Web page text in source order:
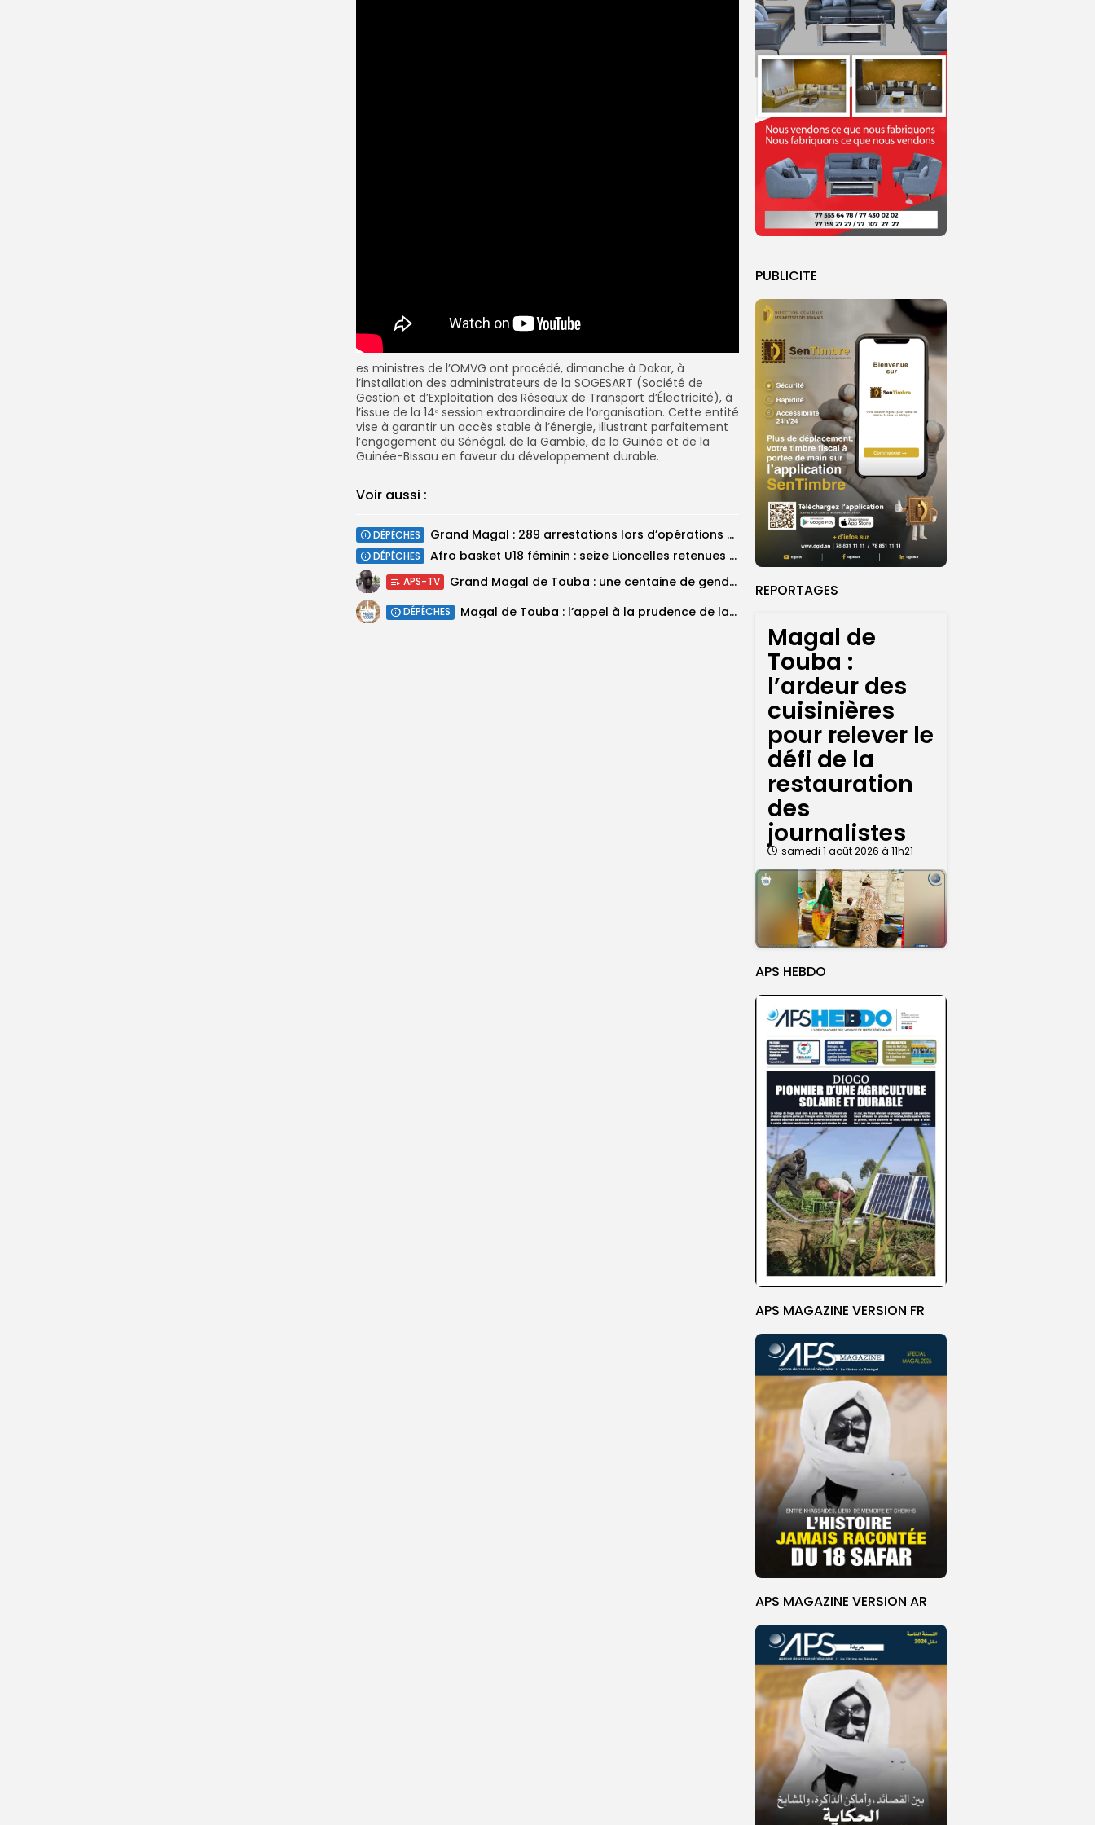
PUBLICITE
REPORTAGES
Magal de
Touba :
l’ardeur des
cuisinières
pour relever le
défi de la
restauration
des
journalistes
samedi 1 août 2026 à 11h21
APS HEBDO
APS MAGAZINE VERSION FR
APS MAGAZINE VERSION AR
es ministres de l’OMVG ont procédé, dimanche à Dakar, à
l’installation des administrateurs de la SOGESART (Société de
Gestion et d’Exploitation des Réseaux de Transport d’Électricité), à
l’issue de la 14ᵉ session extraordinaire de l’organisation. Cette entité
vise à garantir un accès stable à l’énergie, illustrant parfaitement
l’engagement du Sénégal, de la Gambie, de la Guinée et de la
Guinée-Bissau en faveur du développement durable.
Voir aussi :
DÉPÊCHES Grand Magal : 289 arrestations lors d’opérations préventives de sécurisation
DÉPÊCHES ‎Afro basket U18 féminin : seize Lioncelles retenues pour l’étape finale de...
APS-TV Grand Magal de Touba : une centaine de gendarmes mobilisés sur les...
DÉPÊCHES Magal de Touba : l’appel à la prudence de la Police sur...